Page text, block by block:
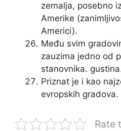
zemalja, posebno
Amerike
Americi).
Među svim
zauzima jedno od
stanovnika.
Priznat je i kao
evropskih gradova.
Rate